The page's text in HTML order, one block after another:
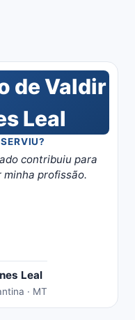
contribuiu para
minha profissão.
Leal
· MT